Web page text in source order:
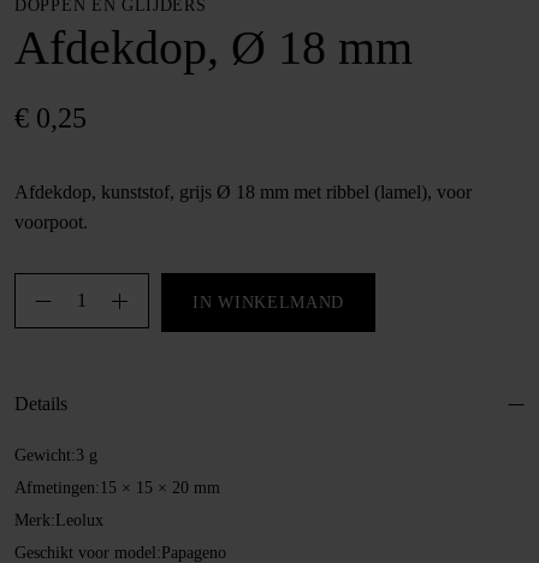
DOPPEN EN GLIJDERS
Afdekdop, Ø 18 mm
€ 0,25
Afdekdop, kunststof, grijs Ø 18 mm met ribbel (lamel), voor
voorpoot.
Afdekdop,
Ø
aantal
IN WINKELMAND
Details
Gewicht:3 g
Afmetingen: 15 × 15 × 20 mm
Merk: Leolux
Geschikt voor model: Papageno